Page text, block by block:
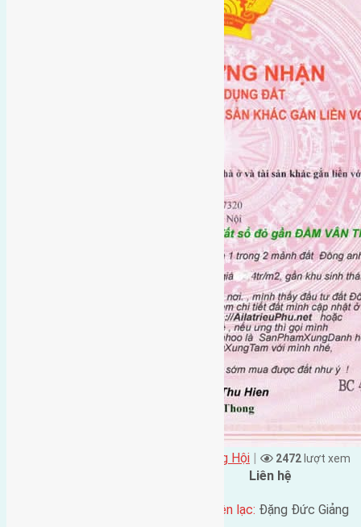
Xã Đông Hội | 2472 lượt xem
Liên hệ
Tên liên lạc: Đặng Đức Giảng